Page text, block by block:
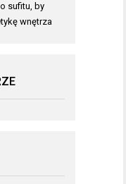
sufitu, by
wnętrza